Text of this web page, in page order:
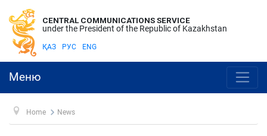
CENTRAL COMMUNICATIONS SERVICE
under the President of the Republic of Kazakhstan
ҚАЗ РУС ENG
Меню
Home News